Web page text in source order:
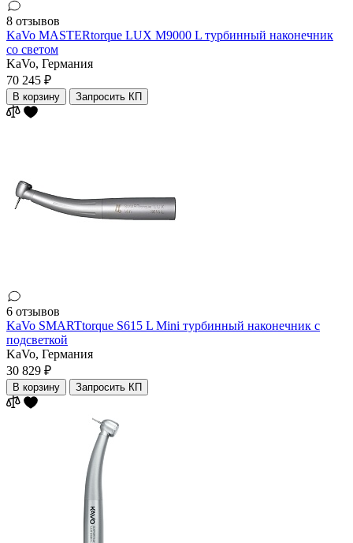
8 отзывов
KaVo MASTERtorque LUX M9000 L турбинный наконечник
со светом
KaVo, Германия
70 245 ₽
В корзину Запросить КП
6 отзывов
KaVo SMARTtorque S615 L Mini турбинный наконечник с
подсветкой
KaVo, Германия
30 829 ₽
В корзину Запросить КП